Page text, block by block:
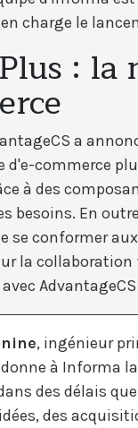
charge le
: la
a
d'e-commerce
à des
besoins. En
se conformer
la
, ingénieur
à Informa
des délais
des